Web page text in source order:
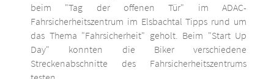
beim "Tag der offenen Tür" im ADAC-
Fahrsicherheitszentrum im Elsbachtal Tipps rund um
das Thema "Fahrsicherheit" geholt. Beim "Start Up
Day" konnten die Biker verschiedene
Streckenabschnitte des Fahrsicherheitszentrums